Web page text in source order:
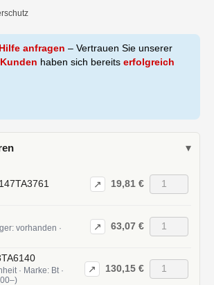
anfragen – Vertrauen Sie unserer
haben sich bereits erfolgreich
▾
↗ 19,81 €
vorhanden ·
↗ 63,07 €
· Marke: Bt ·
↗ 130,15 €